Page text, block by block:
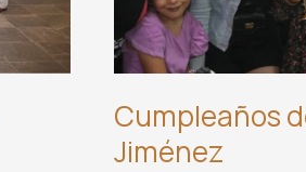
Cumpleaños
Jiménez